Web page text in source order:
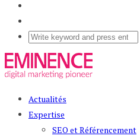
Actualités
Expertise
SEO et Référencement